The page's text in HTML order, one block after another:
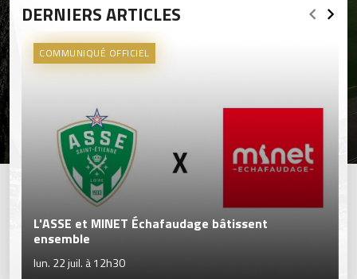
DERNIERS ARTICLES
COMMUNIQUÉ OFFICIEL
L'ASSE et MINET Échafaudage bâtissent
ensemble
lun. 22 juil. à 12h30